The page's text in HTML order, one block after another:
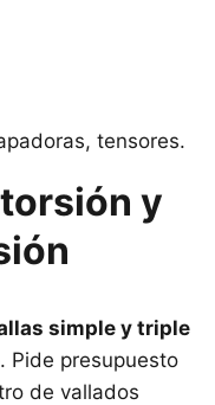
tensores.
y
simple y triple
Pide presupuesto
de vallados